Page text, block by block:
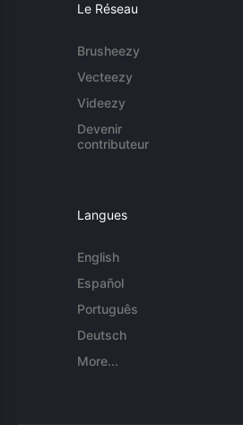
Le Réseau
Brusheezy
Vecteezy
Videezy
Devenir
contributeur
Langues
English
Español
Português
Deutsch
More...